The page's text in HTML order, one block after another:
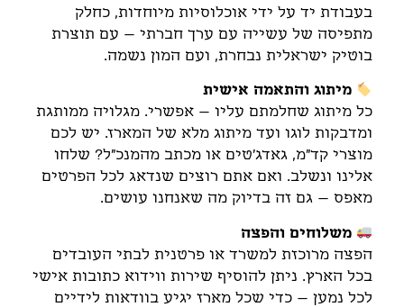
בעבודת יד על ידי אוכלוסיות מיוחדות, כחלק
מתפיסה של עשייה עם ערך חברתי – עם תוצרת
בוטיק ישראלית נבחרת, ועם המון נשמה.
מיתוג והתאמה אישית
כל מיתוג שחלמתם עליו – אפשרי. מגלויה ממותגת
ומדבקות לוגו ועד מיתוג מלא של המארז. יש לכם
מוצרי קד"מ, גאדג'טים או מכתב מהמנכ"ל? שלחו
אלינו ונשלב. ואם אתם רוצים שנדאג לכל הפרטים
מאפס – גם זה בדיוק מה שאנחנו עושים.
משלוחים והפצה
הפצה מרוכזת למשרד או פרטנית לבתי העובדים
בכל הארץ. ניתן להוסיף שירות ווידוא כתובות אישי
לכל נמען – כדי שכל מארז יגיע בוודאות לידיים